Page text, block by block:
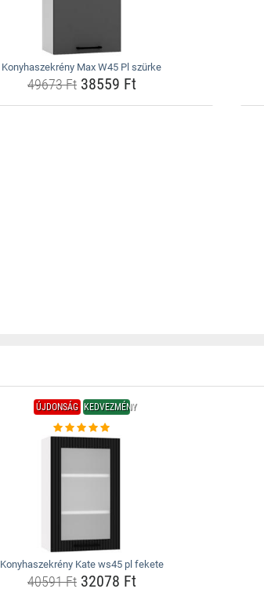
Konyhaszekrény Max W45 Pl szürke
49673 Ft38559 Ft
ÚJDONSÁG KEDVEZMÉNY
Konyhaszekrény Kate ws45 pl fekete
40591 Ft32078 Ft